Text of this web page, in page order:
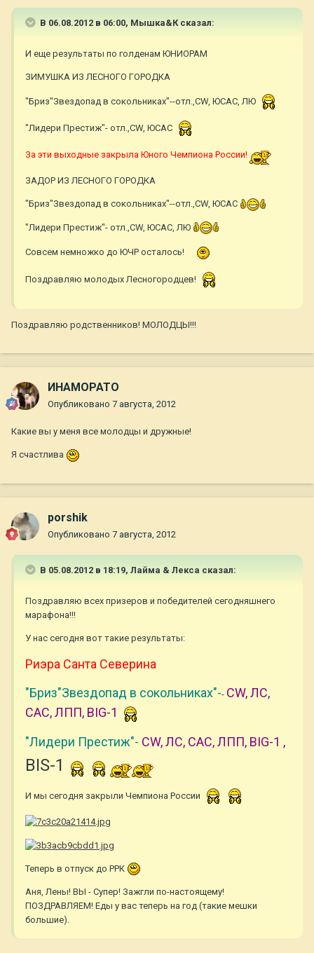
В 06.08.2012 в 06:00, Мышка&К сказал:
И еще результаты по голденам ЮНИОРАМ
ЗИМУШКА ИЗ ЛЕСНОГО ГОРОДКА
"Бриз"Звездопад в сокольниках"--отл.,CW, ЮСАС, ЛЮ
"Лидери Престиж"- отл.,CW, ЮСАС
За эти выходные закрыла Юного Чемпиона России!
ЗАДОР ИЗ ЛЕСНОГО ГОРОДКА
"Бриз"Звездопад в сокольниках"--отл.,CW, ЮСАС
"Лидери Престиж"- отл.,CW, ЮСАС, ЛЮ
Совсем немножко до ЮЧР осталось!
Поздравляю молодых Лесногородцев!
Поздравляю родственников! МОЛОДЦЫ!!!
ИНАМОРАТО
Опубликовано 7 августа, 2012
Какие вы у меня все молодцы и дружные!
Я счастлива
porshik
Опубликовано 7 августа, 2012
В 05.08.2012 в 18:19, Лайма & Лекса сказал:
Поздравляю всех призеров и победителей сегодняшнего
марафона!!!
У нас сегодня вот такие результаты:
Риэра Санта Северина
"Бриз"Звездопад в сокольниках"-- CW, ЛС,
САС, ЛПП, BIG-1
"Лидери Престиж"- CW, ЛС, САС, ЛПП, BIG-1 ,
BIS-1
И мы сегодня закрыли Чемпиона России
Теперь в отпуск до РРК
Аня, Лены! ВЫ - Супер! Зажгли по-настоящему!
ПОЗДРАВЛЯЕМ! Еды у вас теперь на год (такие мешки
большие).